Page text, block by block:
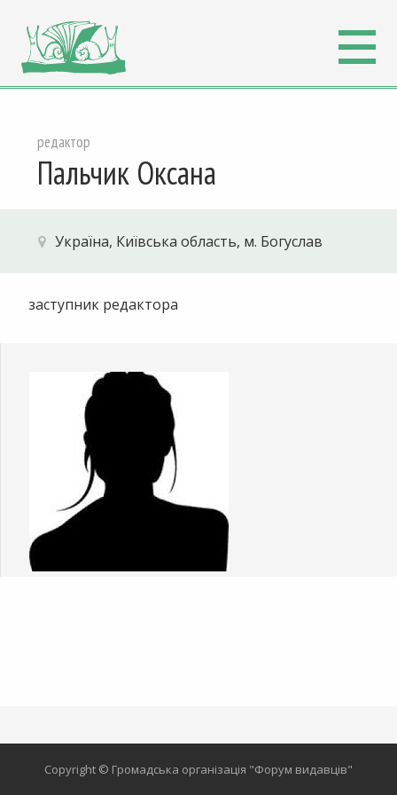
редактор
Пальчик Оксана
Україна, Київська область, м. Богуслав
заступник редактора
Copyright © Громадська організація "Форум видавців"